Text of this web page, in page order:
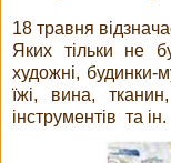
18 травня
Яких тільки не
художні, будинки-
їжі, вина,
інструментів та ін.